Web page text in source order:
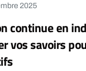
2025
continue en
vos savoirs